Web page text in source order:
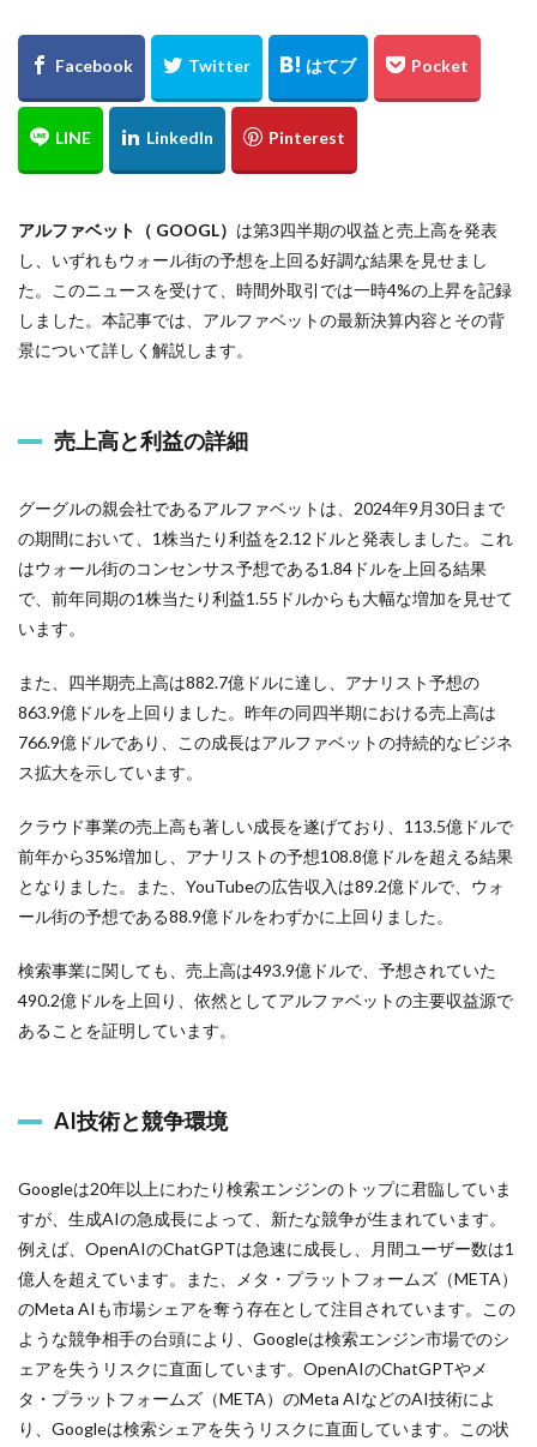
アルファベット（ GOOGL） は第3四半期の収益と売上高を発表
し、いずれもウォール街の予想を上回る好調な結果を見せまし
た。このニュースを受けて、時間外取引では一時4%の上昇を記録
しました。本記事では、アルファベットの最新決算内容とその背
景について詳しく解説します。
売上高と利益の詳細
グーグルの親会社であるアルファベットは、2024年9月30日まで
の期間において、1株当たり利益を2.12ドルと発表しました。これ
はウォール街のコンセンサス予想である1.84ドルを上回る結果
で、前年同期の1株当たり利益1.55ドルからも大幅な増加を見せて
います。
また、四半期売上高は882.7億ドルに達し、アナリスト予想の
863.9億ドルを上回りました。昨年の同四半期における売上高は
766.9億ドルであり、この成長はアルファベットの持続的なビジネ
ス拡大を示しています。
クラウド事業の売上高も著しい成長を遂げており、113.5億ドルで
前年から35%増加し、アナリストの予想108.8億ドルを超える結果
となりました。また、YouTubeの広告収入は89.2億ドルで、ウォ
ール街の予想である88.9億ドルをわずかに上回りました。
検索事業に関しても、売上高は493.9億ドルで、予想されていた
490.2億ドルを上回り、依然としてアルファベットの主要収益源で
あることを証明しています。
AI技術と競争環境
Googleは20年以上にわたり検索エンジンのトップに君臨していま
すが、生成AIの急成長によって、新たな競争が生まれています。
例えば、OpenAIのChatGPTは急速に成長し、月間ユーザー数は1
億人を超えています。また、メタ・プラットフォームズ（META）
のMeta AIも市場シェアを奪う存在として注目されています。この
ような競争相手の台頭により、Googleは検索エンジン市場でのシ
ェアを失うリスクに直面しています。OpenAIのChatGPTやメ
タ・プラットフォームズ（META）のMeta AIなどのAI技術によ
り、Googleは検索シェアを失うリスクに直面しています。この状